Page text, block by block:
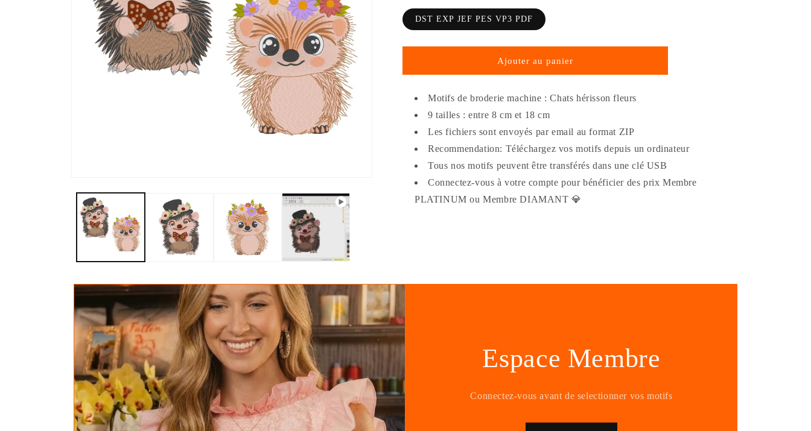
DST EXP JEF PES VP3 PDF
Ajouter au panier
Motifs de broderie machine : Chats hérisson fleurs
9 tailles : entre 8 cm et 18 cm
Les fichiers sont envoyés par email au format ZIP
Recommendation: Téléchargez vos motifs depuis un ordinateur
Tous nos motifs peuvent être transférés dans une clé USB
Connectez-vous à votre compte pour bénéficier des prix Membre
PLATINUM ou Membre DIAMANT 💎
Espace Membre
Connectez-vous avant de selectionner vos motifs